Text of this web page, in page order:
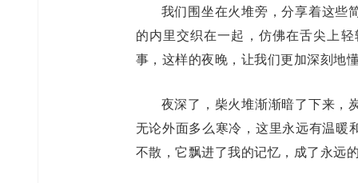
我们围坐在火堆旁，分享着这些
的内里交织在一起，仿佛在舌尖上
事，这样的夜晚，让我们更加深刻地
夜深了，柴火堆渐渐暗了下来，
无论外面多么寒冷，这里永远有温暖
不散，它飘进了我的记忆，成了永远的